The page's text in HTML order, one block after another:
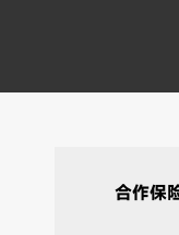
合作保